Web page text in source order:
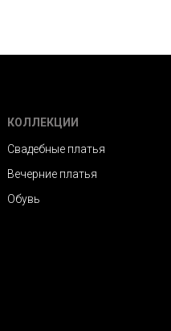
КОЛЛЕКЦИИ
Свадебные платья
Вечерние платья
Обувь